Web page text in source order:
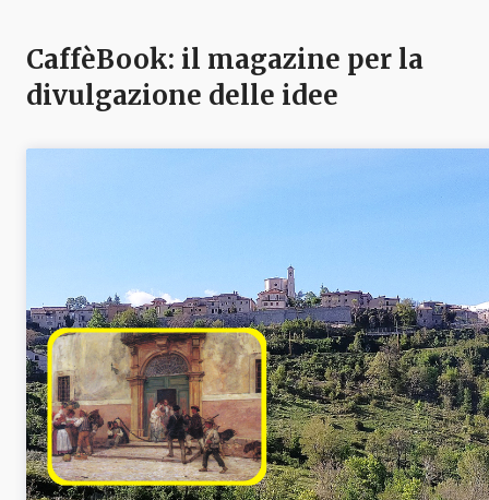
CaffèBook: il magazine per la
divulgazione delle idee